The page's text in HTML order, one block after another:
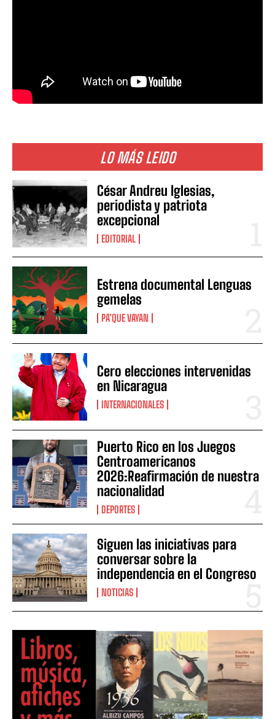
LO MÁS LEIDO
César Andreu Iglesias,
periodista y patriota
excepcional
EDITORIAL
Estrena documental Lenguas
gemelas
PA’QUE VAYAN
Cero elecciones intervenidas
en Nicaragua
INTERNACIONALES
Puerto Rico en los Juegos
Centroamericanos
2026:Reafirmación de nuestra
nacionalidad
DEPORTES
Siguen las iniciativas para
conversar sobre la
independencia en el Congreso
NOTICIAS